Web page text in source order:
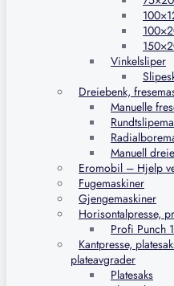
Vinkelsliper
Dreiebenk,
Manuelle
Manuell
Eromobil – Hjelp
Fugemaskiner
Gjengemaskiner
Horisontalpresse,
Profi Punch
Kantpresse,
plateavgrader
Platesaks